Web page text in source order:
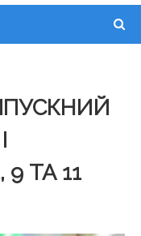
ТА 11